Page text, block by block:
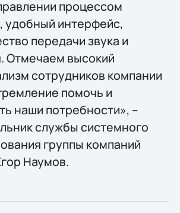
процессом
удобный интерфейс,
передачи звука и
Отмечаем высокий
сотрудников компании
помочь и
наши потребности», –
службы системного
группы компаний
Наумов.